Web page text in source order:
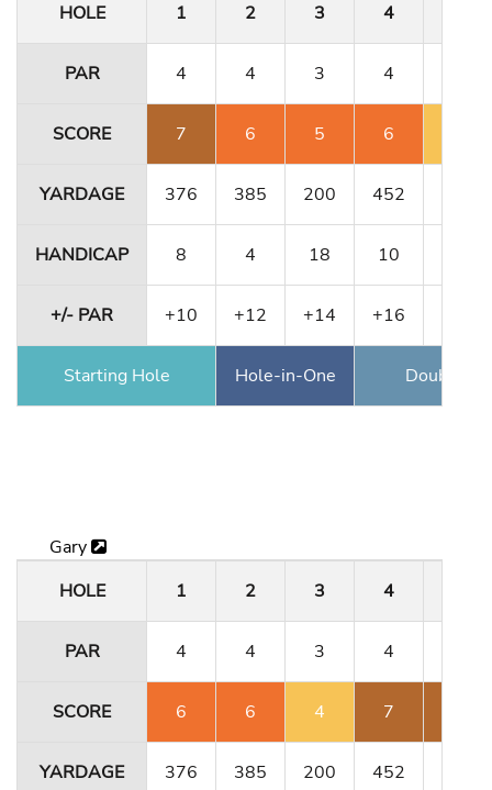
HOLE
1 2 3 4
PAR 4 4 3 4
SCORE 7 6 5 6
YARDAGE 376 385 200 452
HANDICAP 8 4 18 10
+/- PAR +10 +12 +14 +16
Starting Hole Hole-in-One Double
Gary
HOLE
1 2 3 4
PAR 4 4 3 4
SCORE 6 6 4 7
YARDAGE 376 385 200 452